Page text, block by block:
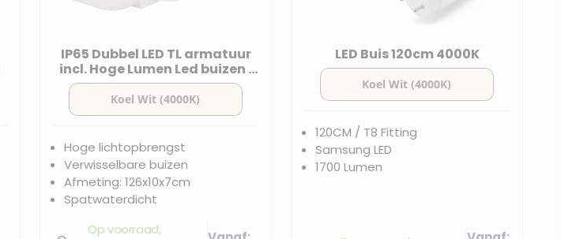
IP65 Dubbel LED TL armatuur
incl. Hoge Lumen Led buizen |
120cm - 4000K
Hoge lichtopbrengst
Verwisselbare buizen
Afmeting: 126x10x7cm
Spatwaterdicht
Op voorraad,
LED Buis 120cm 4000K
120CM / T8 Fitting
Samsung LED
1700 Lumen